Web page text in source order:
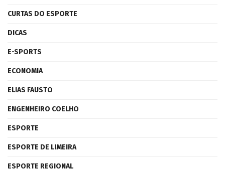
CURTAS DO ESPORTE
DICAS
E-SPORTS
ECONOMIA
ELIAS FAUSTO
ENGENHEIRO COELHO
ESPORTE
ESPORTE DE LIMEIRA
ESPORTE REGIONAL